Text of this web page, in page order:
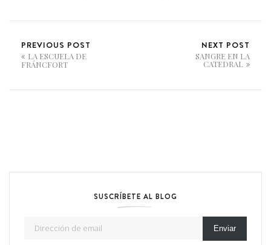
PREVIOUS POST
LA ESCUELA DE
FRÁNCFORT
NEXT POST
SANGRE EN LA
CATEDRAL
SUSCRÍBETE AL BLOG
Enviar